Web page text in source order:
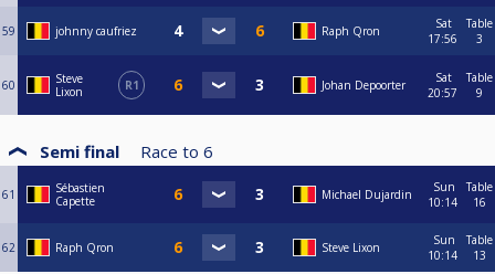
59 johnny caufriez Raph Qron
Sat
17:56
Table
3
60
Steve
Lixon
R1 Johan Depoorter
Sat
20:57
Table
9
Semi final Race to 6
61
Sébastien
Capette
Michael Dujardin
Sun
10:14
Table
16
62 Raph Qron Steve Lixon
Sun
10:14
Table
13